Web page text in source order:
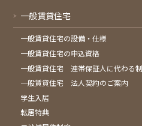
一般賃貸住宅
一般賃貸住宅の設備・仕様
一般賃貸住宅の申込資格
一般賃貸住宅 連帯保証人に代わる
一般賃貸住宅 法人契約のご案内
学生入居
転居特典